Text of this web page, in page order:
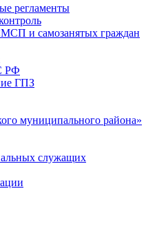
регламенты
и самозанятых граждан
РФ
ГПЗ
муниципального района»
служащих